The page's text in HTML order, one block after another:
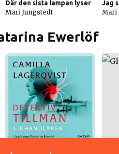
Där den sista lampan lyser
Mari Jungstedt
Jag
Mari
Ewerlöf